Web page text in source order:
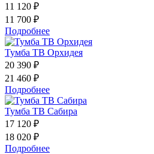
11 120 ₽
11 700 ₽
Подробнее
Тумба ТВ Орхидея
20 390 ₽
21 460 ₽
Подробнее
Тумба ТВ Сабира
17 120 ₽
18 020 ₽
Подробнее